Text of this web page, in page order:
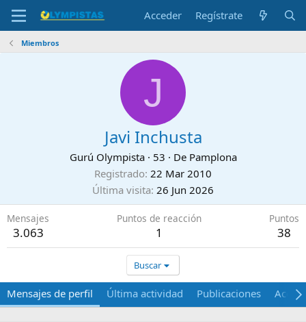
Acceder Regístrate
Miembros
J
Javi Inchusta
Gurú Olympista · 53 · De Pamplona
Registrado 22 Mar 2010
Última visita 26 Jun 2026
Mensajes
3.063
Puntos de reacción
1
Puntos
38
Buscar
Mensajes de perfil Última actividad Publicaciones Acerca